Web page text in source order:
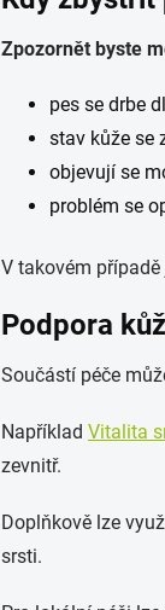
Zpozornět byste
pes se drbe
stav kůže se
objevují se
problém se
V takovém
Podpora
Součástí péče
Například Vitalita
zevnitř.
Doplňkově lze
srsti.